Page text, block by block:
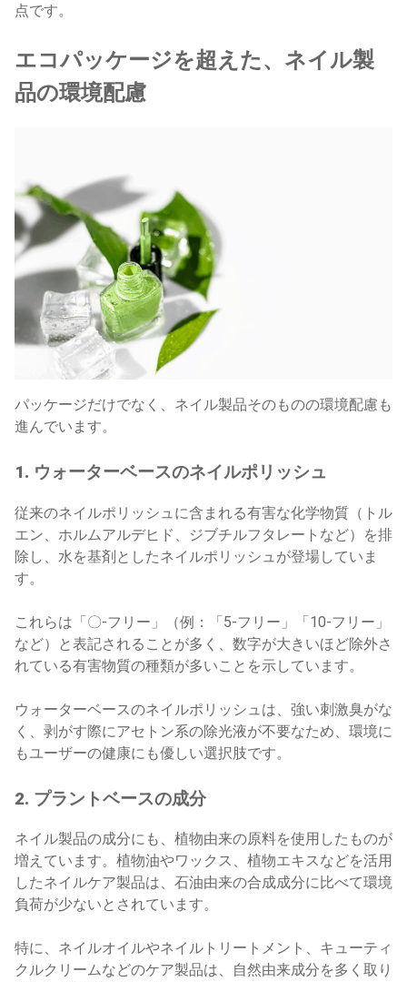
点です。
エコパッケージを超えた、ネイル製
品の環境配慮
パッケージだけでなく、ネイル製品そのものの環境配慮も
進んでいます。
1. ウォーターベースのネイルポリッシュ
従来のネイルポリッシュに含まれる有害な化学物質（トル
エン、ホルムアルデヒド、ジブチルフタレートなど）を排
除し、水を基剤としたネイルポリッシュが登場していま
す。
これらは「〇-フリー」（例：「5-フリー」「10-フリー」
など）と表記されることが多く、数字が大きいほど除外さ
れている有害物質の種類が多いことを示しています。
ウォーターベースのネイルポリッシュは、強い刺激臭がな
く、剥がす際にアセトン系の除光液が不要なため、環境に
もユーザーの健康にも優しい選択肢です。
2. プラントベースの成分
ネイル製品の成分にも、植物由来の原料を使用したものが
増えています。植物油やワックス、植物エキスなどを活用
したネイルケア製品は、石油由来の合成成分に比べて環境
負荷が少ないとされています。
特に、ネイルオイルやネイルトリートメント、キューティ
クルクリームなどのケア製品は、自然由来成分を多く取り